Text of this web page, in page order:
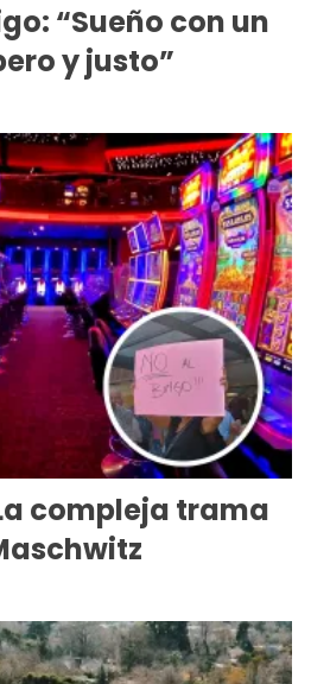
“Sueño con un
y justo”
compleja trama